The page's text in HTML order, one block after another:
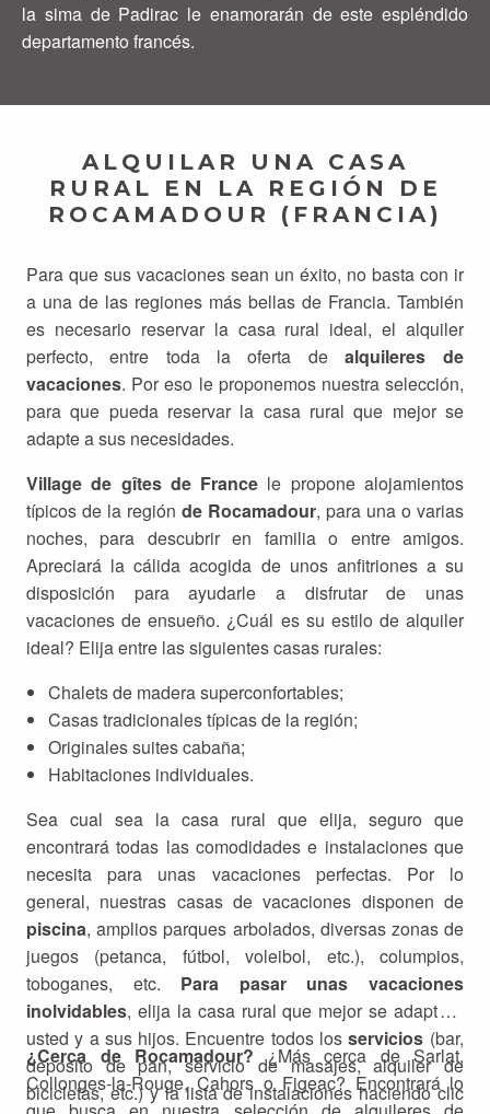
la sima de Padirac le enamorarán de este espléndido
departamento francés.
ALQUILAR UNA CASA
RURAL EN LA REGIÓN DE
ROCAMADOUR (FRANCIA)
Para que sus vacaciones sean un éxito, no basta con ir
a una de las regiones más bellas de Francia. También
es necesario reservar la casa rural ideal, el alquiler
perfecto, entre toda la oferta de alquileres de
vacaciones. Por eso le proponemos nuestra selección,
para que pueda reservar la casa rural que mejor se
adapte a sus necesidades.
Village de gîtes de France le propone alojamientos
típicos de la región de Rocamadour, para una o varias
noches, para descubrir en familia o entre amigos.
Apreciará la cálida acogida de unos anfitriones a su
disposición para ayudarle a disfrutar de unas
vacaciones de ensueño. ¿Cuál es su estilo de alquiler
ideal? Elija entre las siguientes casas rurales:
Chalets de madera superconfortables;
Casas tradicionales típicas de la región;
Originales suites cabaña;
Habitaciones individuales.
Sea cual sea la casa rural que elija, seguro que
encontrará todas las comodidades e instalaciones que
necesita para unas vacaciones perfectas. Por lo
general, nuestras casas de vacaciones disponen de
piscina, amplios parques arbolados, diversas zonas de
juegos (petanca, fútbol, voleibol, etc.), columpios,
toboganes, etc. Para pasar unas vacaciones
inolvidables, elija la casa rural que mejor se adapte a
usted y a sus hijos. Encuentre todos los servicios (bar,
depósito de pan, servicio de masajes, alquiler de
bicicletas, etc.) y la lista de instalaciones haciendo clic
¿Cerca de Rocamadour? ¿Más cerca de Sarlat,
Collonges-la-Rouge, Cahors o Figeac? Encontrará lo